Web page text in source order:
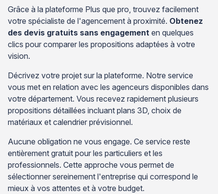
Grâce à la plateforme Plus que pro, trouvez facilement
votre spécialiste de l'agencement à proximité. Obtenez
des devis gratuits sans engagement en quelques
clics pour comparer les propositions adaptées à votre
vision.
Décrivez votre projet sur la plateforme. Notre service
vous met en relation avec les agenceurs disponibles dans
votre département. Vous recevez rapidement plusieurs
propositions détaillées incluant plans 3D, choix de
matériaux et calendrier prévisionnel.
Aucune obligation ne vous engage. Ce service reste
entièrement gratuit pour les particuliers et les
professionnels. Cette approche vous permet de
sélectionner sereinement l'entreprise qui correspond le
mieux à vos attentes et à votre budget.